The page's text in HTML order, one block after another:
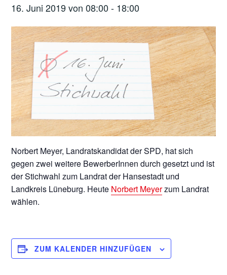
16. Juni 2019 von 08:00 - 18:00
Norbert Meyer, Landratskandidat der SPD, hat sich
gegen zwei weitere BewerberInnen durch gesetzt und ist
der Stichwahl zum Landrat der Hansestadt und
Landkreis Lüneburg. Heute Norbert Meyerzum Landrat
wählen.
ZUM KALENDER HINZUFÜGEN